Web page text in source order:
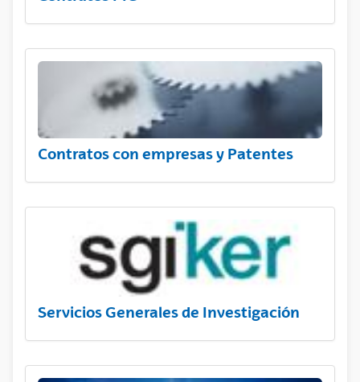
Contratos con empresas y Patentes
Servicios Generales de Investigación